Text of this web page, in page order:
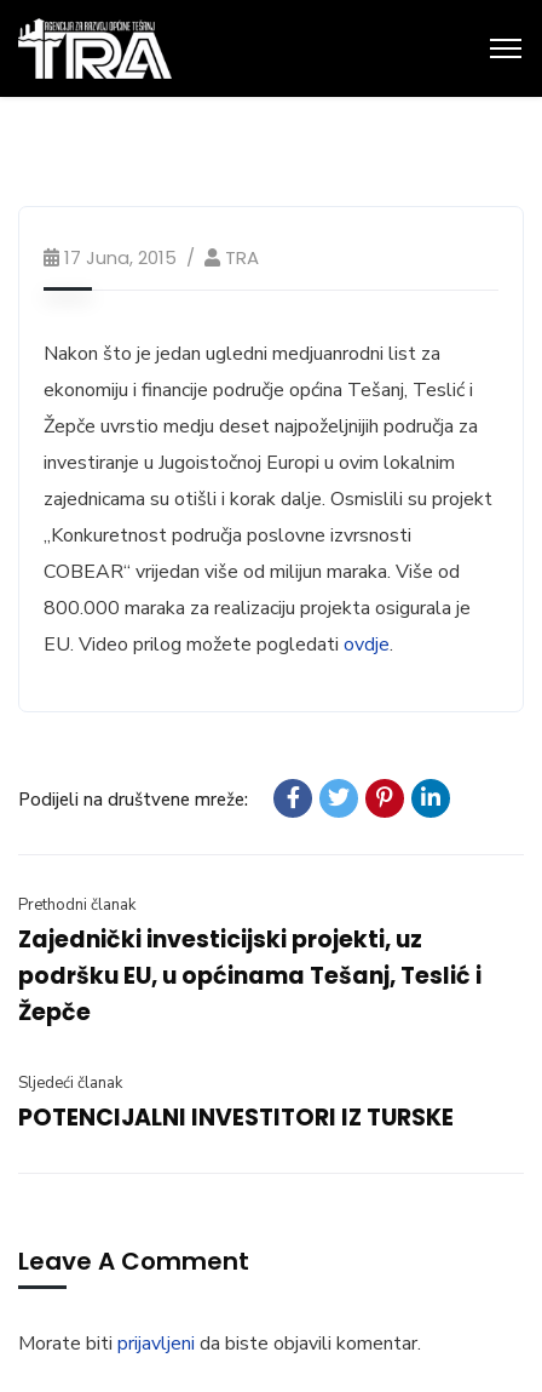
17 Juna, 2015 TRA
Nakon što je jedan ugledni medjuanrodni list za
ekonomiju i financije područje općina Tešanj, Teslić i
Žepče uvrstio medju deset najpoželjnijih područja za
investiranje u Jugoistočnoj Europi u ovim lokalnim
zajednicama su otišli i korak dalje. Osmislili su projekt
„Konkuretnost područja poslovne izvrsnosti
COBEAR“ vrijedan više od milijun maraka. Više od
800.000 maraka za realizaciju projekta osigurala je
EU. Video prilog možete pogledati ovdje.
Podijeli na društvene mreže:
Prethodni članak
Zajednički investicijski projekti, uz
podršku EU, u općinama Tešanj, Teslić i
Žepče
Sljedeći članak
POTENCIJALNI INVESTITORI IZ TURSKE
Leave A Comment
Morate biti prijavljeni da biste objavili komentar.